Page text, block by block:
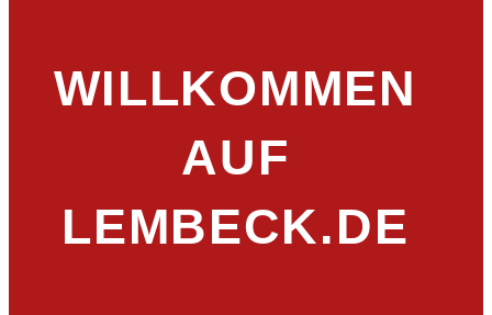
WILLKOMMEN
AUF
LEMBECK.DE